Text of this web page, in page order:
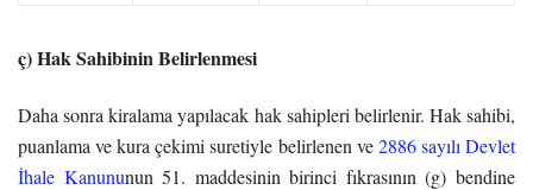
ç) Hak Sahibinin Belirlenmesi
Daha sonra kiralama yapılacak hak sahipleri belirlenir. Hak sahibi,
puanlama ve kura çekimi suretiyle belirlenen ve2886 sayılı Devlet
İhale Kanununun 51. maddesinin birinci fıkrasının (g) bendine